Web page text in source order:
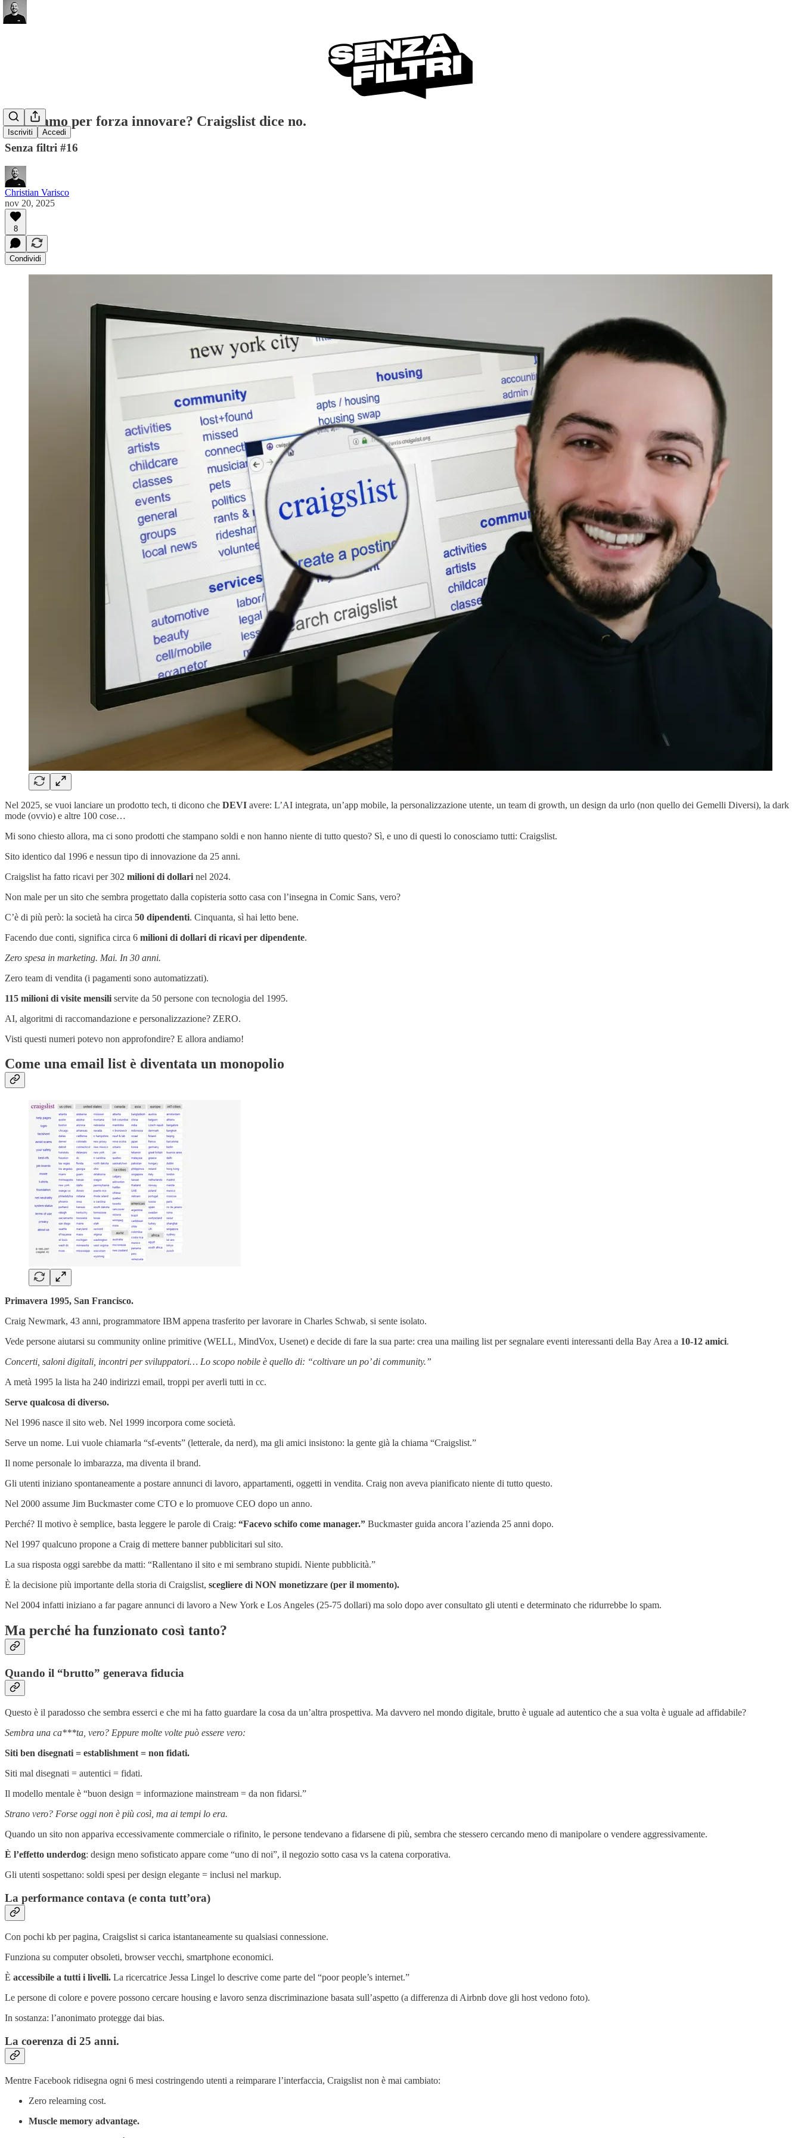
Iscriviti Accedi
Dobbiamo per forza innovare? Craigslist dice no.
Senza filtri #16
Christian Varisco
nov 20, 2025
8
Condividi
Nel 2025, se vuoi lanciare un prodotto tech, ti dicono che DEVI avere: L’AI integrata, un’app mobile, la personalizzazione utente, un team di growth, un design da urlo (non quello dei Gemelli Diversi), la dark
mode (ovvio) e altre 100 cose…
Mi sono chiesto allora, ma ci sono prodotti che stampano soldi e non hanno niente di tutto questo? Sì, e uno di questi lo conosciamo tutti: Craigslist.
Sito identico dal 1996 e nessun tipo di innovazione da 25 anni.
Craigslist ha fatto ricavi per 302 milioni di dollari nel 2024.
Non male per un sito che sembra progettato dalla copisteria sotto casa con l’insegna in Comic Sans, vero?
C’è di più però: la società ha circa 50 dipendenti. Cinquanta, sì hai letto bene.
Facendo due conti, significa circa 6 milioni di dollari di ricavi per dipendente.
Zero spesa in marketing. Mai. In 30 anni.
Zero team di vendita (i pagamenti sono automatizzati).
115 milioni di visite mensili servite da 50 persone con tecnologia del 1995.
AI, algoritmi di raccomandazione e personalizzazione? ZERO.
Visti questi numeri potevo non approfondire? E allora andiamo!
Come una email list è diventata un monopolio
Primavera 1995, San Francisco.
Craig Newmark, 43 anni, programmatore IBM appena trasferito per lavorare in Charles Schwab, si sente isolato.
Vede persone aiutarsi su community online primitive (WELL, MindVox, Usenet) e decide di fare la sua parte: crea una mailing list per segnalare eventi interessanti della Bay Area a 10-12 amici.
Concerti, saloni digitali, incontri per sviluppatori… Lo scopo nobile è quello di: “coltivare un po’ di community.”
A metà 1995 la lista ha 240 indirizzi email, troppi per averli tutti in cc.
Serve qualcosa di diverso.
Nel 1996 nasce il sito web. Nel 1999 incorpora come società.
Serve un nome. Lui vuole chiamarla “sf-events” (letterale, da nerd), ma gli amici insistono: la gente già la chiama “Craigslist.”
Il nome personale lo imbarazza, ma diventa il brand.
Gli utenti iniziano spontaneamente a postare annunci di lavoro, appartamenti, oggetti in vendita. Craig non aveva pianificato niente di tutto questo.
Nel 2000 assume Jim Buckmaster come CTO e lo promuove CEO dopo un anno.
Perché? Il motivo è semplice, basta leggere le parole di Craig: “Facevo schifo come manager.” Buckmaster guida ancora l’azienda 25 anni dopo.
Nel 1997 qualcuno propone a Craig di mettere banner pubblicitari sul sito.
La sua risposta oggi sarebbe da matti: “Rallentano il sito e mi sembrano stupidi. Niente pubblicità.”
È la decisione più importante della storia di Craigslist, scegliere di NON monetizzare (per il momento).
Nel 2004 infatti iniziano a far pagare annunci di lavoro a New York e Los Angeles (25-75 dollari) ma solo dopo aver consultato gli utenti e determinato che ridurrebbe lo spam.
Ma perché ha funzionato così tanto?
Quando il “brutto” generava fiducia
Questo è il paradosso che sembra esserci e che mi ha fatto guardare la cosa da un’altra prospettiva. Ma davvero nel mondo digitale, brutto è uguale ad autentico che a sua volta è uguale ad affidabile?
Sembra una ca***ta, vero? Eppure molte volte può essere vero:
Siti ben disegnati = establishment = non fidati.
Siti mal disegnati = autentici = fidati.
Il modello mentale è “buon design = informazione mainstream = da non fidarsi.”
Strano vero? Forse oggi non è più così, ma ai tempi lo era.
Quando un sito non appariva eccessivamente commerciale o rifinito, le persone tendevano a fidarsene di più, sembra che stessero cercando meno di manipolare o vendere aggressivamente.
È l’effetto underdog: design meno sofisticato appare come “uno di noi”, il negozio sotto casa vs la catena corporativa.
Gli utenti sospettano: soldi spesi per design elegante = inclusi nel markup.
La performance contava (e conta tutt’ora)
Con pochi kb per pagina, Craigslist si carica istantaneamente su qualsiasi connessione.
Funziona su computer obsoleti, browser vecchi, smartphone economici.
È accessibile a tutti i livelli. La ricercatrice Jessa Lingel lo descrive come parte del “poor people’s internet.”
Le persone di colore e povere possono cercare housing e lavoro senza discriminazione basata sull’aspetto (a differenza di Airbnb dove gli host vedono foto).
In sostanza: l’anonimato protegge dai bias.
La coerenza di 25 anni.
Mentre Facebook ridisegna ogni 6 mesi costringendo utenti a reimparare l’interfaccia, Craigslist non è mai cambiato:
Zero relearning cost.
Muscle memory advantage.